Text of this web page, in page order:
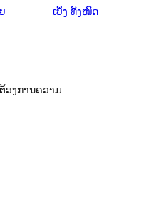
ເບິ່ງ ຄຳ
ທັງໝົດ
ອງການຄວາມ